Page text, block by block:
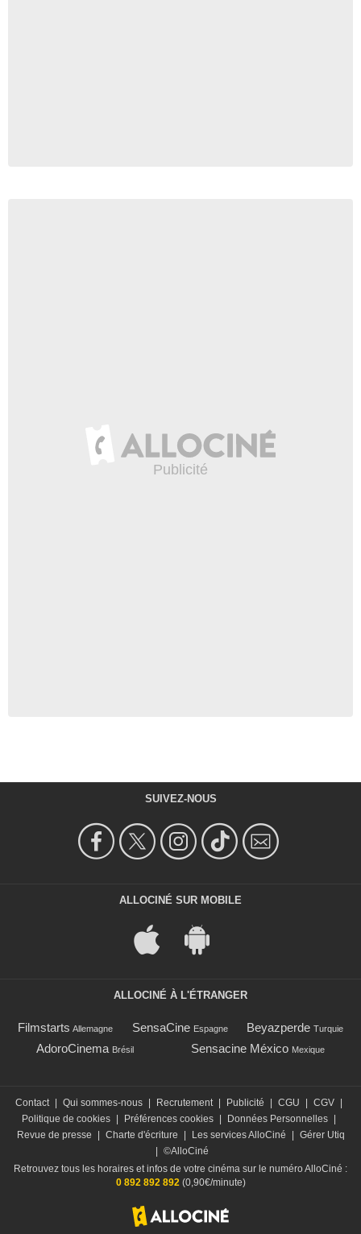
SUIVEZ-NOUS
ALLOCINÉ SUR MOBILE
ALLOCINÉ À L'ÉTRANGER
Filmstarts Allemagne SensaCine Espagne Beyazperde Turquie
AdoroCinema Brésil Sensacine México Mexique
Contact | Qui sommes-nous | Recrutement | Publicité | CGU | CGV |
Politique de cookies | Préférences cookies | Données Personnelles |
Revue de presse
| Charte d'écriture | Les services AlloCiné | Gérer Utiq
| ©AlloCiné
Retrouvez tous les horaires et infos de votre cinéma sur le numéro AlloCiné :
0 892 892 892(0,90€/minute)